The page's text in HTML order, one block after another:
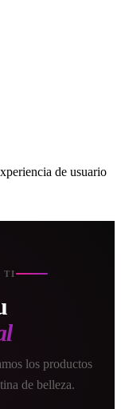
de usuario
TI
los productos
de belleza.